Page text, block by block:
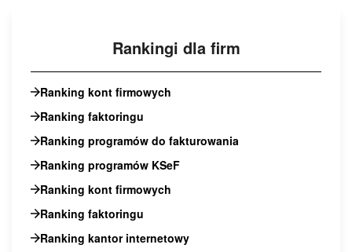
Rankingi dla firm
Ranking kont firmowych
Ranking faktoringu
Ranking programów do fakturowania
Ranking programów KSeF
Ranking kont firmowych
Ranking faktoringu
Ranking kantor internetowy